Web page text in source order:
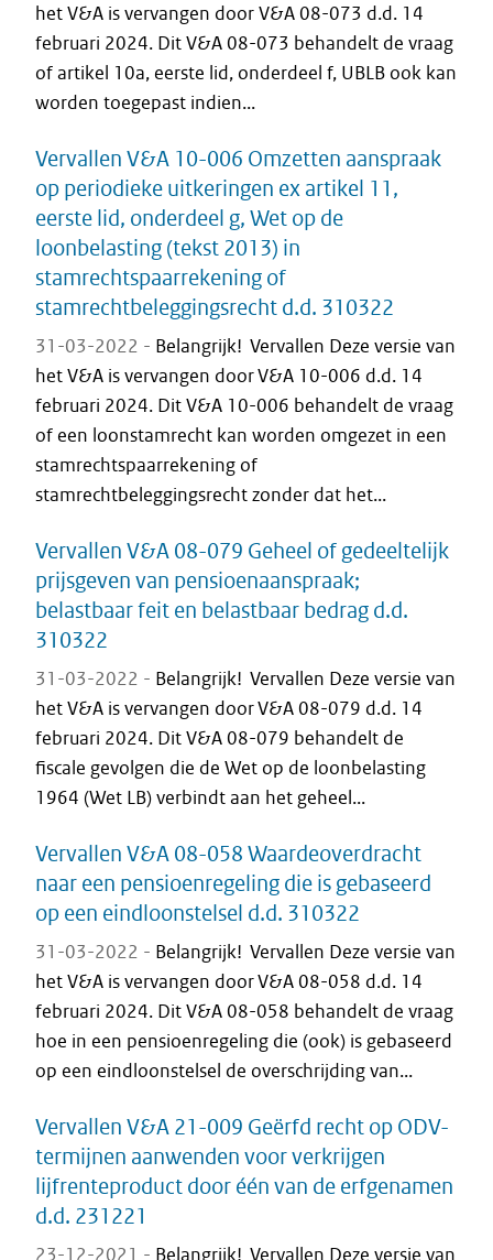
het V&A is vervangen door V&A 08-073 d.d. 14
februari 2024. Dit V&A 08-073 behandelt de vraag
of artikel 10a, eerste lid, onderdeel f, UBLB ook kan
worden toegepast indien...
Vervallen V&A 10-006 Omzetten aanspraak
op periodieke uitkeringen ex artikel 11,
eerste lid, onderdeel g, Wet op de
loonbelasting (tekst 2013) in
stamrechtspaarrekening of
stamrechtbeleggingsrecht d.d. 310322
31-03-2022 - Belangrijk! Vervallen Deze versie van
het V&A is vervangen door V&A 10-006 d.d. 14
februari 2024. Dit V&A 10-006 behandelt de vraag
of een loonstamrecht kan worden omgezet in een
stamrechtspaarrekening of
stamrechtbeleggingsrecht zonder dat het...
Vervallen V&A 08-079 Geheel of gedeeltelijk
prijsgeven van pensioenaanspraak;
belastbaar feit en belastbaar bedrag d.d.
310322
31-03-2022 - Belangrijk! Vervallen Deze versie van
het V&A is vervangen door V&A 08-079 d.d. 14
februari 2024. Dit V&A 08-079 behandelt de
fiscale gevolgen die de Wet op de loonbelasting
1964 (Wet LB) verbindt aan het geheel...
Vervallen V&A 08-058 Waardeoverdracht
naar een pensioenregeling die is gebaseerd
op een eindloonstelsel d.d. 310322
31-03-2022 - Belangrijk! Vervallen Deze versie van
het V&A is vervangen door V&A 08-058 d.d. 14
februari 2024. Dit V&A 08-058 behandelt de vraag
hoe in een pensioenregeling die (ook) is gebaseerd
op een eindloonstelsel de overschrijding van...
Vervallen V&A 21-009 Geërfd recht op ODV-
termijnen aanwenden voor verkrijgen
lijfrenteproduct door één van de erfgenamen
d.d. 231221
23-12-2021 - Belangrijk! Vervallen Deze versie van